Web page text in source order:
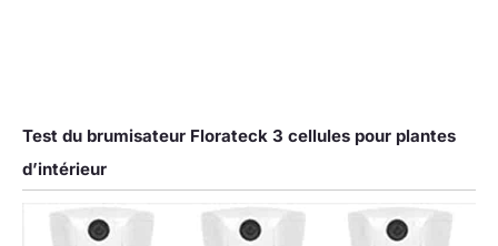
Test du brumisateur Florateck 3 cellules pour plantes
d’intérieur